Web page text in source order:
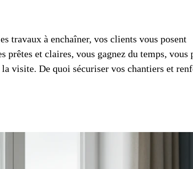
travaux à enchaîner, vos clients vous posent
prêtes et claires, vous gagnez du temps, vous
visite. De quoi sécuriser vos chantiers et